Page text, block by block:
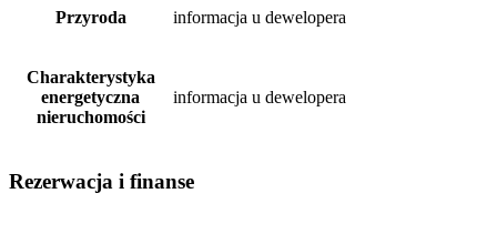
Przyroda informacja u dewelopera
Charakterystyka
energetyczna
nieruchomości
informacja u dewelopera
Rezerwacja i finanse